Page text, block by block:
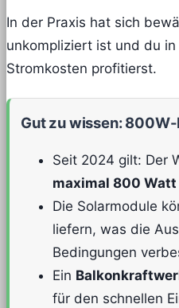
In der Praxis hat sich
unkompliziert ist und du
Stromkosten profitierst.
Gut zu wissen:
Seit 2024 gilt: Der
maximal 800
Die Solarmodule
liefern, was die
Bedingungen
Ein
für den schnellen